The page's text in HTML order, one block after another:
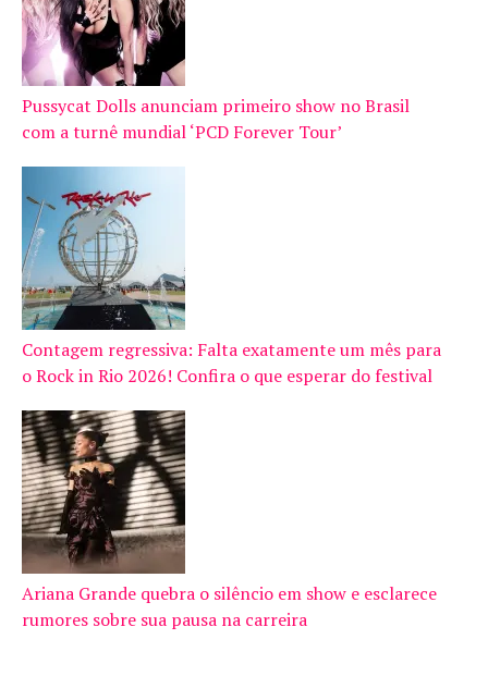
Pussycat Dolls anunciam primeiro show no Brasil
com a turnê mundial ‘PCD Forever Tour’
Contagem regressiva: Falta exatamente um mês para
o Rock in Rio 2026! Confira o que esperar do festival
Ariana Grande quebra o silêncio em show e esclarece
rumores sobre sua pausa na carreira